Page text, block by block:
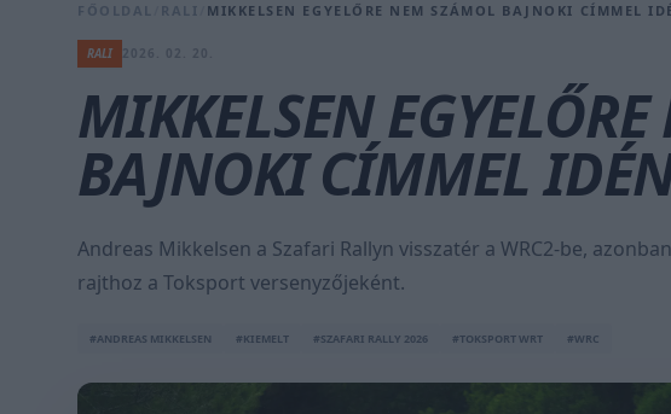
FŐOLDAL RALI MIKKELSEN EGYELŐRE NEM SZÁMOL BAJNOKI CÍMMEL
RALI
MIKKELSEN
BAJNOKI CÍMMEL
Andreas Mikkelsen a Szafari Rallyn visszatér a WRC2-be,
rajthoz a Toksport versenyzőjeként.
#ANDREAS MIKKELSEN #KIEMELT #SZAFARI RALLY 2026 #TOKSPORT WRT #WRC